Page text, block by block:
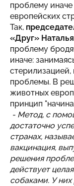
проблему иначе
европейских
Так,
«Друг»
проблему
иначе:
стерилизацией,
проблемы. В
животных
принцип
- Метод, с
достаточно
странах,
вакцинация,
решения
действует
собаками. У